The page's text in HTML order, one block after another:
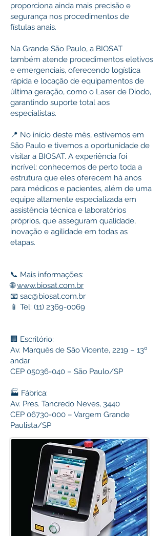
proporciona ainda mais precisão e
segurança nos procedimentos de
fístulas anais.
Na Grande São Paulo, a BIOSAT
também atende procedimentos eletivos
e emergenciais, oferecendo logística
rápida e locação de equipamentos de
última geração, como o Laser de Diodo,
garantindo suporte total aos
especialistas.
📍 No início deste mês, estivemos em
São Paulo e tivemos a oportunidade de
visitar a BIOSAT. A experiência foi
incrível: conhecemos de perto toda a
estrutura que eles oferecem há anos
para médicos e pacientes, além de uma
equipe altamente especializada em
assistência técnica e laboratórios
próprios, que asseguram qualidade,
inovação e agilidade em todas as
etapas.
📞 Mais informações:
🌐www.biosat.com.br
📧 sac@biosat.com.br
📱 Tel: (11) 2369-0069
🏢 Escritório:
Av. Marquês de São Vicente, 2219 – 13º
andar
CEP 05036-040 – São Paulo/SP
🏭 Fábrica:
Av. Pres. Tancredo Neves, 3440
CEP 06730-000 – Vargem Grande
Paulista/SP